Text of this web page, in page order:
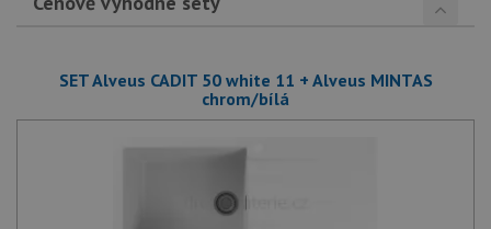
SET Alveus CADIT 50 white 11 + Alveus MINTAS
chrom/bílá